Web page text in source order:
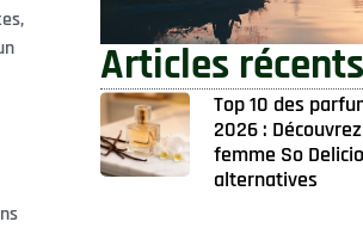
Articles récents
Top 10 des
2026 :
femme So
alternatives